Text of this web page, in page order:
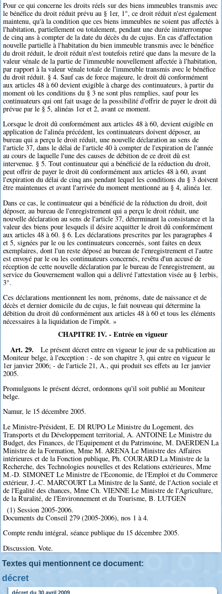
Pour ce qui concerne les droits réels sur des biens immeubles transmis avec
le bénéfice du droit réduit prévu au § 1er, 1°, ce droit réduit n'est également
maintenu, qu'à la condition que ces biens immeubles ne soient pas affectés à
l'habitation, partiellement ou totalement, pendant une durée ininterrompue
de cinq ans à compter de la date du décès du de cujus. En cas d'affectation
nouvelle partielle à l'habitation du bien immeuble transmis avec le bénéfice
du droit réduit, le droit réduit n'est toutefois retiré que dans la mesure de la
valeur vénale de la partie de l'immeuble nouvellement affectée à l'habitation,
par rapport à la valeur vénale totale de l'immeuble transmis avec le bénéfice
du droit réduit. § 4. Sauf cas de force majeure, le droit dû conformément
aux articles 48 à 60 devient exigible à charge des continuateurs, à partir du
moment où les conditions du § 3 ne sont plus remplies, sauf pour les
continuateurs qui ont fait usage de la possibilité d'offrir de payer le droit dû
prévue par le § 5, alinéas 1er et 2, avant ce moment.
Lorsque le droit dû conformément aux articles 48 à 60, devient exigible en
application de l'alinéa précédent, les continuateurs doivent déposer, au
bureau qui a perçu le droit réduit, une nouvelle déclaration au sens de
l'article 37, dans le délai de l'article 40 à compter de l'expiration de l'année
au cours de laquelle l'une des causes de débition de ce droit dû est
intervenue. § 5. Tout continuateur qui a bénéficié de la réduction du droit,
peut offrir de payer le droit dû conformément aux articles 48 à 60, avant
l'expiration du délai de cinq ans pendant lequel les conditions du § 3 doivent
être maintenues et avant l'arrivée du moment mentionné au § 4, alinéa 1er.
Dans ce cas, le continuateur qui a bénéficié de la réduction du droit, doit
déposer, au bureau de l'enregistrement qui a perçu le droit réduit, une
nouvelle déclaration au sens de l'article 37, déterminant la consistance et la
valeur des biens pour lesquels il désire acquitter le droit dû conformément
aux articles 48 à 60. § 6. Les déclarations prescrites par les paragraphes 4
et 5, signées par le ou les continuateurs concernés, sont faites en deux
exemplaires, dont l'un reste déposé au bureau de l'enregistrement et l'autre
est envoyé par le ou les continuateurs concernés, revêtu d'un accusé de
réception de cette nouvelle déclaration par le bureau de l'enregistrement, au
service du Gouvernement wallon qui a délivré l'attestation visée au § 1erbis,
3°.
Ces déclarations mentionnent les nom, prénoms, date de naissance et de
décès et dernier domicile du de cujus, le fait nouveau qui détermine la
débition du droit dû conformément aux articles 48 à 60 et tous les éléments
nécessaires à la liquidation de l'impôt. »
CHAPITRE IV. - Entrée en vigueur
Art. 29.
Le présent décret entre en vigueur le jour de sa publication au
Moniteur belge, à l'exception : - de son chapitre 3, qui entre en vigueur le
1er janvier 2006; - de l'article 21, A., qui produit ses effets au 1er janvier
2005.
Promulguons le présent décret, ordonnons qu'il soit publié au Moniteur
belge.
Namur, le 15 décembre 2005.
Le Ministre-Président, E. DI RUPO Le Ministre du Logement, des
Transports et du Développement territorial, A. ANTOINE Le Ministre du
Budget, des Finances, de l'Equipement et du Patrimoine, M. DAERDEN La
Ministre de la Formation, Mme M. ARENA Le Ministre des Affaires
intérieures et de la Fonction publique, Ph. COURARD La Ministre de la
Recherche, des Technologies nouvelles et des Relations extérieures, Mme
M.-D. SIMONET Le Ministre de l'Economie, de l'Emploi et du Commerce
extérieur, J.-C. MARCOURT La Ministre de la Santé, de l'Action sociale et
de l'Egalité des chances, Mme Ch. VIENNE Le Ministre de l'Agriculture,
de la Ruralité, de l'Environnement et du Tourisme, B. LUTGEN
(1) Session 2005-2006.
Documents du Conseil 279 (2005-2006), nos 1 à 4.
Compte rendu intégral, séance publique du 15 décembre 2005.
Discussion. Vote.
Textes qui mentionnent ce document:
décret
décret du 30 avril 2009